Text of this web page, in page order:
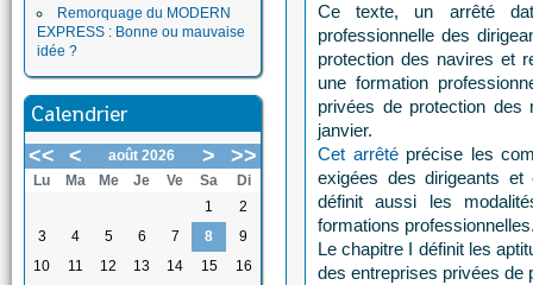
Remorquage du MODERN
EXPRESS : Bonne ou mauvaise
idée ?
Calendrier
<< < août 2026 > >>
Lu Ma Me Je Ve Sa
Di
1
2
3
4 5 6 7 8
9
10
11 12 13 14 15
16
Ce texte, un arrêté
professionnelle des
protection des navires et
une formation
privées de protection des
janvier.
Cet arrêtéprécise les
exigées des dirigeants
définit aussi les
formations
Le chapitre I définit les
des entreprises privées de